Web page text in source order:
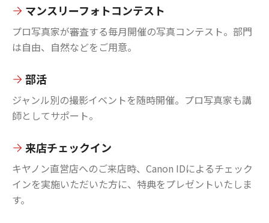
マンスリーフォトコンテスト
プロ写真家が審査する毎月開催の写真コンテスト。部門
は自由、自然などをご用意。
部活
ジャンル別の撮影イベントを随時開催。プロ写真家も講
師としてサポート。
来店チェックイン
キヤノン直営店へのご来店時、Canon IDによるチェック
インを実施いただいた方に、特典をプレゼントいたしま
す。